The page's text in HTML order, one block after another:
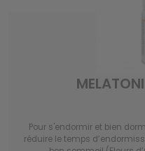
Pour s'endormir et bien
réduire le temps